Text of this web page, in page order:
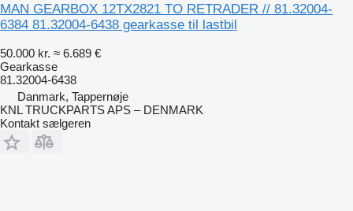
MAN GEARBOX 12TX2821 TO RETRADER // 81.32004-
6384 81.32004-6438 gearkasse til lastbil
50.000 kr. ≈ 6.689 €
Gearkasse
81.32004-6438
Danmark, Tappernøje
KNL TRUCKPARTS APS – DENMARK
Kontakt sælgeren